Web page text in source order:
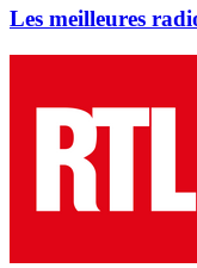
Les meilleures